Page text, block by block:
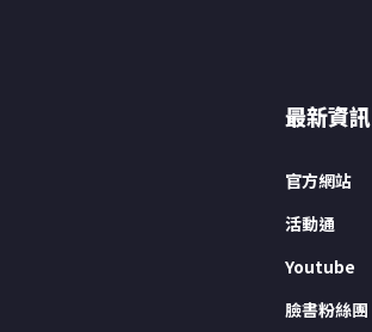
最新資訊
官方網站
活動通
Youtube
臉書粉絲團